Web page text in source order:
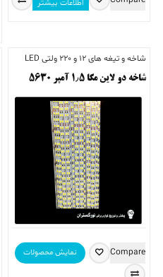
اطلاعات بیشتر
شاخه و تیغه های 12 و 220 ولتی LED
شاخه دو لاین مگا ۱٫۵ آمپر ۵۶۳۰
نمایش محصولات Compare